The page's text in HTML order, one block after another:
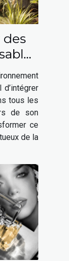
tous les
de son
ce
de la